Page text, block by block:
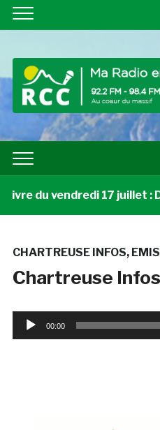
du vendredi 17 juillet :
CHARTREUSE INFOS,
Chartreuse
Lecteur
audio
00:00